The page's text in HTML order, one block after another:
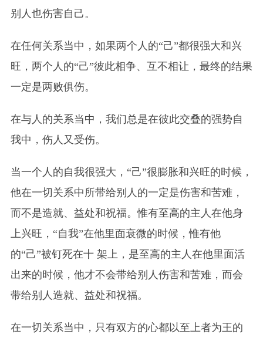
别人也伤害自己。
在任何关系当中，如果两个人的“己”都很强大和兴
旺，两个人的“己”彼此相争、互不相让，最终的结果
一定是两败俱伤。
在与人的关系当中，我们总是在彼此交叠的强势自
我中，伤人又受伤。
当一个人的自我很强大，“己”很膨胀和兴旺的时候，
他在一切关系中所带给别人的一定是伤害和苦难，
而不是造就、益处和祝福。惟有至高的主人在他身
上兴旺，“自我”在他里面衰微的时候，惟有他
的“己”被钉死在十 架上，是至高的主人在他里面活
出来的时候，他才不会带给别人伤害和苦难，而会
带给别人造就、益处和祝福。
在一切关系当中，只有双方的心都以至上者为王的